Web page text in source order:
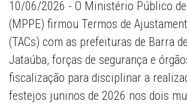
10/06/2026 - O Ministério Público
(MPPE) firmou Termos de
(TACs) com as prefeituras de Barra
Jataúba, forças de segurança e
fiscalização para disciplinar a
festejos juninos de 2026 nos dois